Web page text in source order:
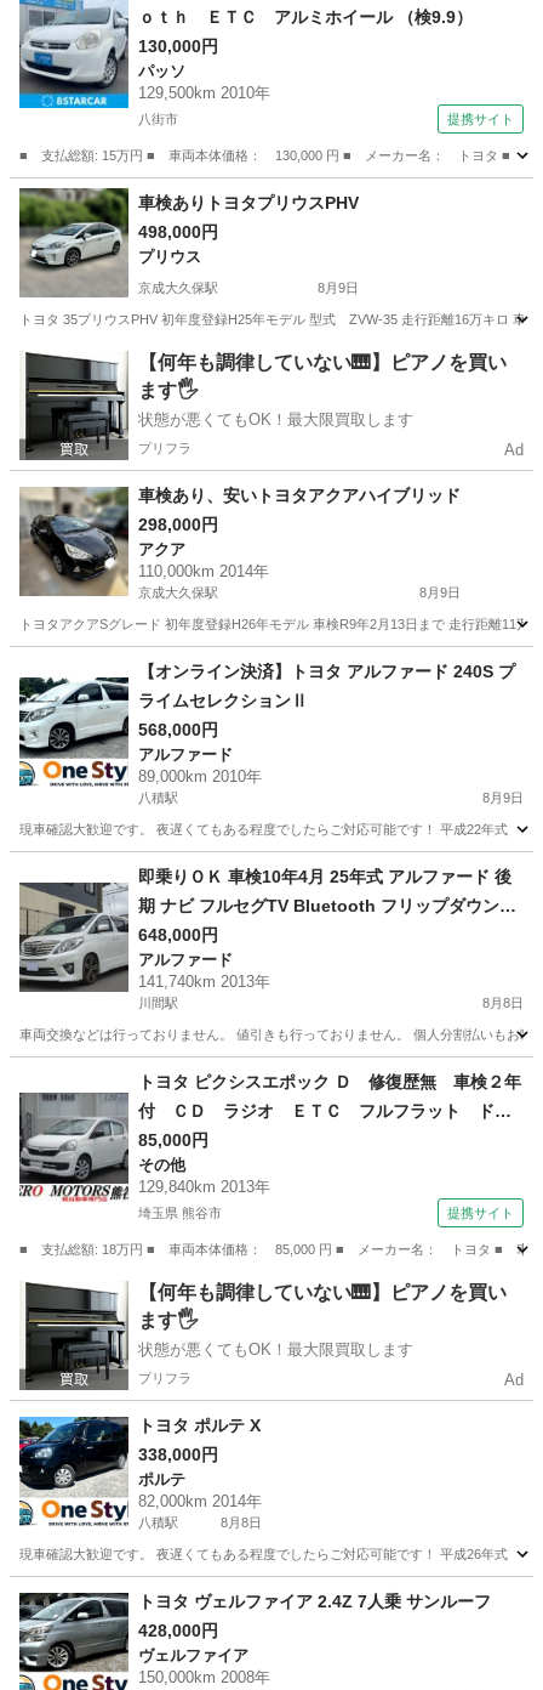
ｏｔｈ ＥＴＣ アルミホイール （検9.9）
130,000円
パッソ
129,500km 2010年
八街市 提携サイト
■ 支払総額: 15万円 ■ 車両本体価格： 130,000 円 ■ メーカー名： トヨタ ■
千葉 八街市 パッソ
車検ありトヨタプリウスPHV
498,000円
プリウス
京成大久保駅 8月9日
トヨタ 35プリウスPHV 初年度登録H25年モデル 型式 ZVW-35 走行距離16万キロ 車
千葉 習志野市 京成大久保駅 プリウス
【何年も調律していない🎹】ピアノを買い
ます🖐️
状態が悪くてもOK！最大限買取します
プリフラ Ad
車検あり、安いトヨタアクアハイブリッド
298,000円
アクア
110,000km 2014年
京成大久保駅 8月9日
トヨタアクアSグレード 初年度登録H26年モデル 車検R9年2月13日まで 走行距離11
京成大久保駅 アクア
【オンライン決済】トヨタ アルファード 240S プ
ライムセレクションⅡ
568,000円
アルファード
89,000km 2010年
八積駅 8月9日
現車確認大歓迎です。 夜遅くてもある程度でしたらご対応可能です！ 平成22年式
八積駅 アルファード トヨタヴォクシー
即乗りＯＫ 車検10年4月 25年式 アルファード 後
期 ナビ フルセグTV Bluetooth フリップダウンモ
ニター バックモニター 両側パワスラ パワーバッ
クドア スマートキー クルコン HIDライト HIDフォ
グ ETC ドラレコ
648,000円
アルファード
141,740km 2013年
川間駅 8月8日
車両交換などは行っておりません。 値引きも行っておりません。 個人分割払いもお
川間駅 アルファード 車両
トヨタ ピクシスエポック Ｄ 修復歴無 車検２年
付 ＣＤ ラジオ ＥＴＣ フルフラット ドア
バイザー ライトレベライザー アルミホイー
ル ＡＢＳ タイミングチェーン式 フロアマッ
ト エアバッグ （なし）
85,000円
その他
129,840km 2013年
埼玉県 熊谷市 提携サイト
■ 支払総額: 18万円 ■ 車両本体価格： 85,000 円 ■ メーカー名： トヨタ ■
埼玉 熊谷市 その他
【何年も調律していない🎹】ピアノを買い
ます🖐️
状態が悪くてもOK！最大限買取します
プリフラ Ad
トヨタ ポルテ X
338,000円
ポルテ
82,000km 2014年
八積駅 8月8日
現車確認大歓迎です。 夜遅くてもある程度でしたらご対応可能です！ 平成26年式
千葉 長生郡 八積駅
トヨタ ヴェルファイア 2.4Z 7人乗 サンルーフ
428,000円
ヴェルファイア
150,000km 2008年